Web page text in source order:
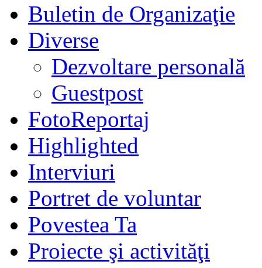
Buletin de Organizaţie
Diverse
Dezvoltare personală
Guestpost
FotoReportaj
Highlighted
Interviuri
Portret de voluntar
Povestea Ta
Proiecte şi activităţi